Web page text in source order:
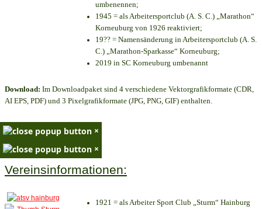
umbenennen;
1945 = als Arbeitersportclub (A. S. C.) „Marathon“
Korneuburg von 1926 reaktiviert;
19?? = Namensänderung in Arbeitersportclub (A. S.
C.) „Marathon-Sparkasse“ Korneuburg;
2019 in SC Korneuburg umbenannt
Download: Im Downloadpaket sind 4 verschiedene Vektorgrafikformate (CDR,
AI EPS, PDF) und 3 Pixelgrafikformate (JPG, PNG, GIF) enthalten.
×
×
Vereinsinformationen:
1921 = als Arbeiter Sport Club „Sturm“ Hainburg